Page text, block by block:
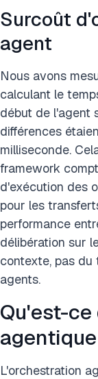
Surcoût
agent
Nous avons
calculant le
début de l'agent
différences
milliseconde.
framework
d'exécution des
pour les
performance
délibération sur
contexte, pas du
agents.
Qu'est-
L'orchestration